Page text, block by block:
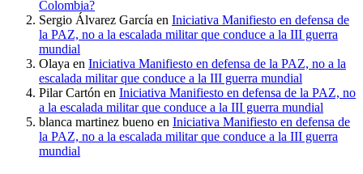
Colombia?
Sergio Álvarez García en Iniciativa Manifiesto en defensa de
la PAZ, no a la escalada militar que conduce a la III guerra
mundial
Olaya en Iniciativa Manifiesto en defensa de la PAZ, no a la
escalada militar que conduce a la III guerra mundial
Pilar Cartón en Iniciativa Manifiesto en defensa de la PAZ, no
a la escalada militar que conduce a la III guerra mundial
blanca martinez bueno en Iniciativa Manifiesto en defensa de
la PAZ, no a la escalada militar que conduce a la III guerra
mundial